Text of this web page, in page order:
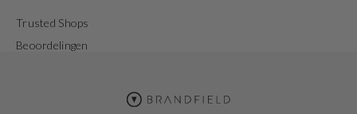
Trusted Shops
Beoordelingen